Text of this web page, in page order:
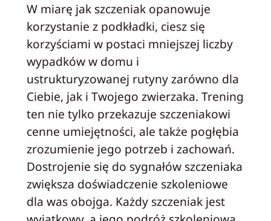
W miarę jak szczeniak opanowuje
korzystanie z podkładki, ciesz się
korzyściami w postaci mniejszej liczby
wypadków w domu i
ustrukturyzowanej rutyny zarówno dla
Ciebie, jak i Twojego zwierzaka. Trening
ten nie tylko przekazuje szczeniakowi
cenne umiejętności, ale także pogłębia
zrozumienie jego potrzeb i zachowań.
Dostrojenie się do sygnałów szczeniaka
zwiększa doświadczenie szkoleniowe
dla was obojga. Każdy szczeniak jest